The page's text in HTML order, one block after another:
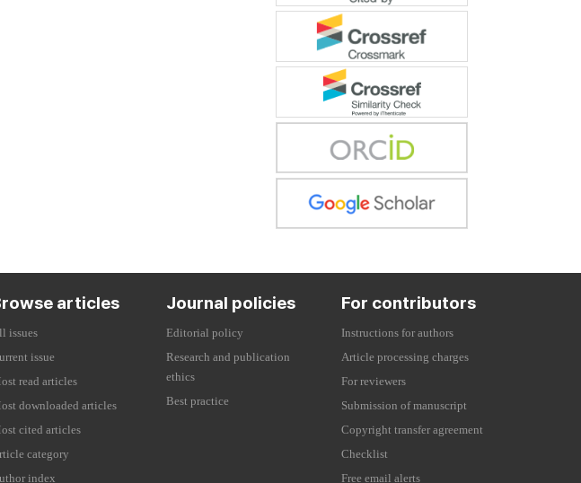
articles
issues
issue
read articles
downloaded articles
cited articles
category
index
Journal policies
Editorial policy
Research and publication
ethics
Best practice
For contributors
Instructions for authors
Article processing charges
For reviewers
Submission of manuscript
Copyright transfer agreement
Checklist
Free email alerts